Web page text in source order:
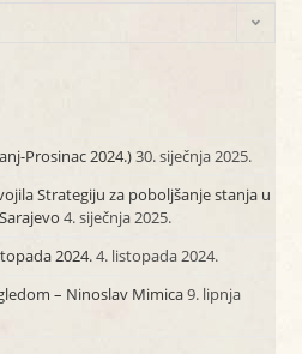
Prosinac 2024.)30. siječnja 2025.
Strategiju za poboljšanje stanja u
4. siječnja 2025.
2024.4. listopada 2024.
– Ninoslav Mimica9. lipnja